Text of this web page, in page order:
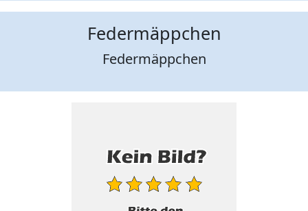
Federmäppchen
Federmäppchen